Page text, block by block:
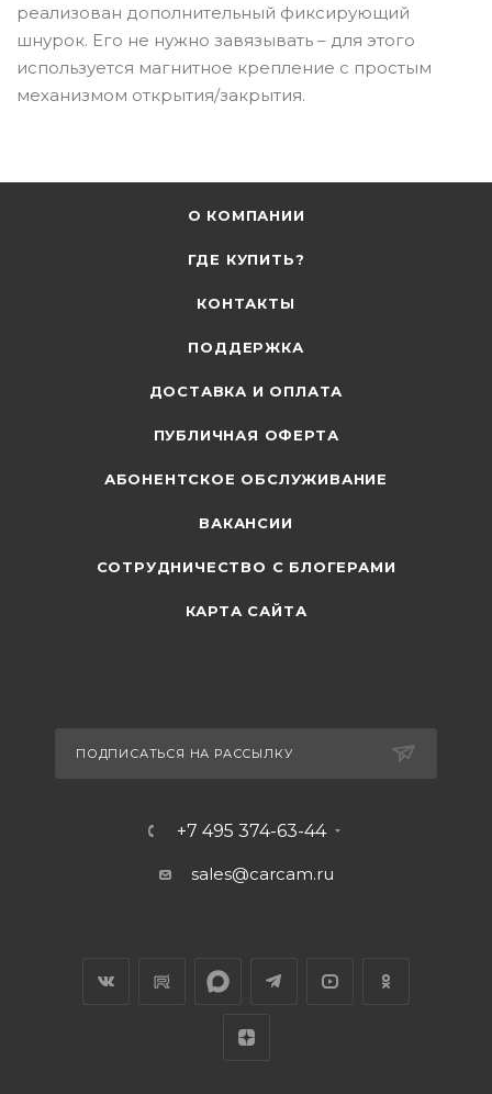
реализован дополнительный фиксирующий
шнурок. Его не нужно завязывать – для этого
используется магнитное крепление с простым
механизмом открытия/закрытия.
О КОМПАНИИ
ГДЕ КУПИТЬ?
КОНТАКТЫ
ПОДДЕРЖКА
ДОСТАВКА И ОПЛАТА
ПУБЛИЧНАЯ ОФЕРТА
АБОНЕНТСКОЕ ОБСЛУЖИВАНИЕ
ВАКАНСИИ
СОТРУДНИЧЕСТВО С БЛОГЕРАМИ
КАРТА САЙТА
ПОДПИСАТЬСЯ НА РАССЫЛКУ
+7 495 374-63-44
sales@carcam.ru